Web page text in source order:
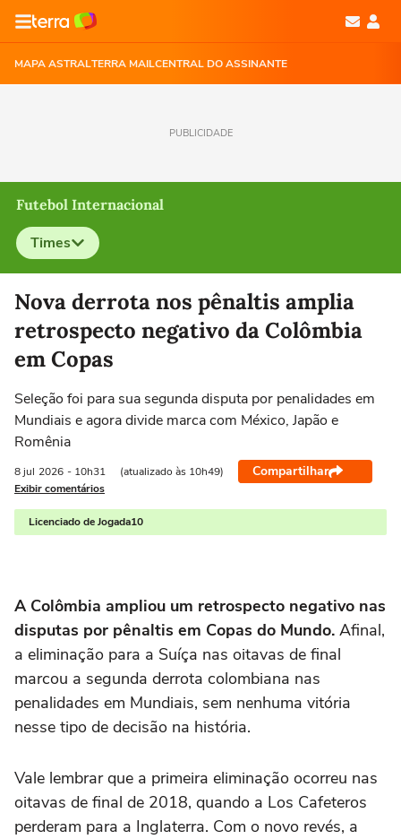
MAPA ASTRALTERRA MAILCENTRAL DO ASSINANTE
PUBLICIDADE
Futebol Internacional
Times
Selecione o time para ver as notícias
Nova derrota nos pênaltis amplia
retrospecto negativo da Colômbia
em Copas
Seleção foi para sua segunda disputa por penalidades em
Mundiais e agora divide marca com México, Japão e
Romênia
8 jul 2026 - 10h31 (atualizado às 10h49) Compartilhar
Exibir comentários
Licenciado de Jogada10
A Colômbia ampliou um retrospecto negativo nas
disputas por pênaltis em Copas do Mundo. Afinal,
a eliminação para a Suíça nas oitavas de final
marcou a segunda derrota colombiana nas
penalidades em Mundiais, sem nenhuma vitória
nesse tipo de decisão na história.
Vale lembrar que a primeira eliminação ocorreu nas
oitavas de final de 2018, quando a Los Cafeteros
perderam para a Inglaterra. Com o novo revés, a